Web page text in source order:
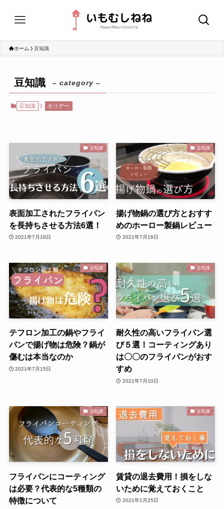
ホーム 豆知識
豆知識 – category –
豆知識 ホリデー
豆知識
表面加工されたフライパン
を長持ちさせる方法6選！
2021年7月18日
豆知識
揚げ物鍋の選び方とおすす
めのホーロー製鍋レビュー
2021年7月16日
豆知識
テフロン加工の鍋やフライ
パンで揚げ物は危険？鍋が
傷むは本当なのか
2021年7月15日
豆知識
耐久性の高いフライパン選
び５選！コーティングあり
は〇〇のフライパンがおす
すめ
2021年7月10日
豆知識
フライパンにコーティング
は必要？代表的な5種類の
特徴について
豆知識
賃貸の退去費用！損をしな
いために覚えておくこと
2021年1月25日